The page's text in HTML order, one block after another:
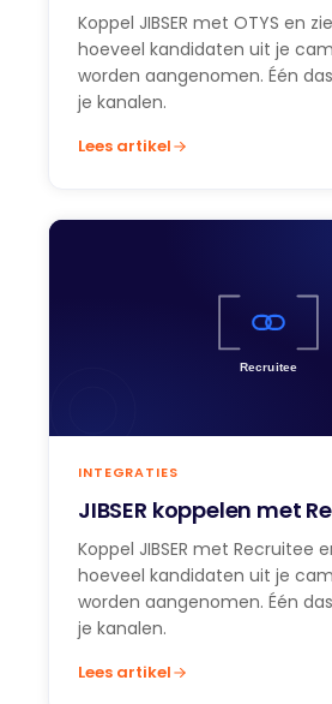
Koppel JIBSER met OTYS en
hoeveel kandidaten uit je
worden aangenomen. Één
je kanalen.
Lees artikel
INTEGRATIES
JIBSER koppelen met
Koppel JIBSER met Recruitee
hoeveel kandidaten uit je
worden aangenomen. Één
je kanalen.
Lees artikel